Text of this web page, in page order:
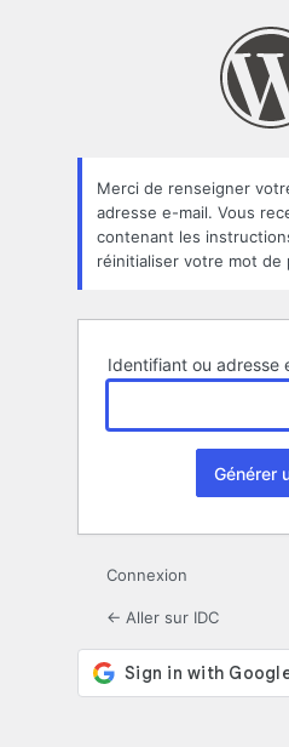
oublié
Merci de renseigner
adresse e-mail. Vous
contenant les
réinitialiser votre mot de
Identifiant ou adresse
Connexion
← Aller sur IDC